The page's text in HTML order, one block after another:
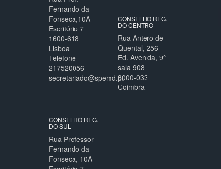
Fernando da
Fonseca,10A -
Escritório 7
1600-618
Lisboa
Telefone
217520056
secretariado@spemd.pt
CONSELHO REG.
DO CENTRO
Rua Antero de
Quental, 256 -
Ed. Avenida, 9º
sala 908
3000-033
Coimbra
CONSELHO REG.
DO SUL
Rua Professor
Fernando da
Fonseca, 10A -